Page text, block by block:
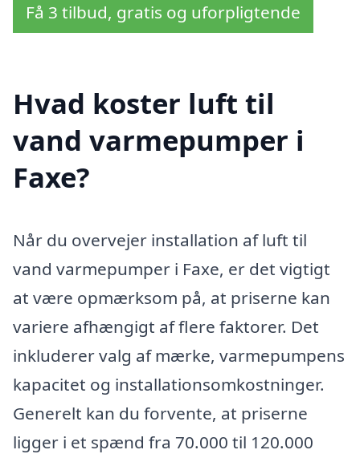
Få 3 tilbud, gratis og uforpligtende
Hvad koster luft til
vand varmepumper i
Faxe?
Når du overvejer installation af luft til
vand varmepumper i Faxe, er det vigtigt
at være opmærksom på, at priserne kan
variere afhængigt af flere faktorer. Det
inkluderer valg af mærke, varmepumpens
kapacitet og installationsomkostninger.
Generelt kan du forvente, at priserne
ligger i et spænd fra 70.000 til 120.000